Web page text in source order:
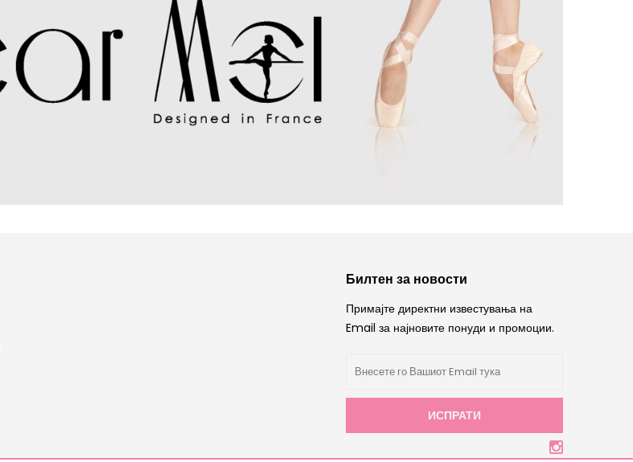
Билтен за новости
Примајте директни известувања на
Email за најновите понуди и промоции.
ИСПРАТИ